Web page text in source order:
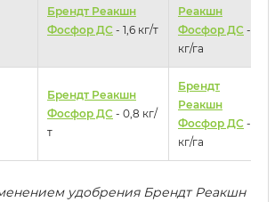
Брендт Реакшн
Фосфор ДС - 1,6 кг/т
Реакшн
Фосфор ДС - 3
кг/га
Брендт Реакшн
Фосфор ДС - 0,8 кг/
т
Брендт
Реакшн
Фосфор ДС - 2
кг/га
удобрения Брендт Реакшн